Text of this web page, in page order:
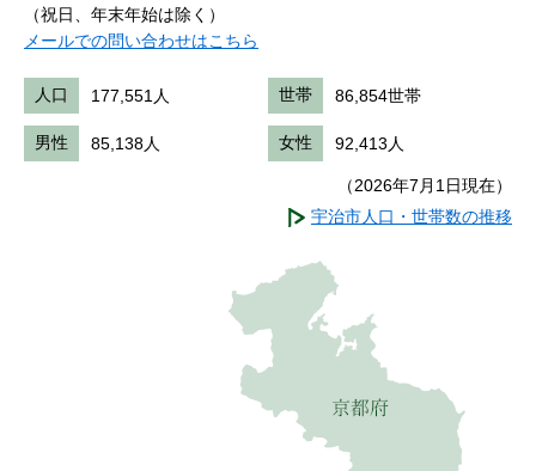
（祝日、年末年始は除く）
メールでの問い合わせはこちら
人口 177,551人 世帯 86,854世帯
男性 85,138人 女性 92,413人
（2026年7月1日現在）
宇治市人口・世帯数の推移